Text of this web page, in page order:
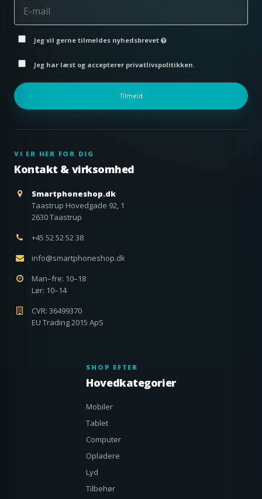
Jeg vil gerne tilmeldes nyhedsbrevet
Jeg har læst og accepterer privatlivspolitikken.
Tilmeld
VI ER HER FOR DIG
Kontakt & virksomhed
Smartphoneshop.dk
Taastrup Hovedgade 92, 1
2630 Taastrup
+45 52 52 52 38
info@smartphoneshop.dk
Man–fre: 10–18
Lør: 10–14
CVR: 36499370
EU Trading 2015 ApS
SHOP EFTER
Hovedkategorier
Mobiler
Tablet
Computer
Opladere
Lyd
Tilbehør